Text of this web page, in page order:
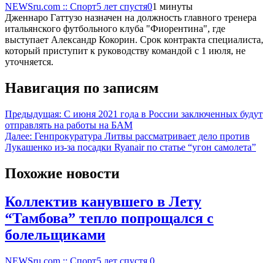
NEWSru.com :: Спорт5 лет спустя01 минуты
Дженнаро Гаттузо назначен на должность главного тренера
итальянского футбольного клуба "Фиорентина", где
выступает Александр Кокорин. Срок контракта специалиста,
который приступит к руководству командой с 1 июля, не
уточняется.
Навигация по записям
Предыдущая: С июня 2021 года в России заключенных будут
отправлять на работы на БАМ
Далее: Генпрокуратура Литвы рассматривает дело против
Лукашенко из-за посадки Ryanair по статье “угон самолета”
Похожие новости
Коллектив канувшего в Лету
“Тамбова” тепло попрощался с
болельщиками